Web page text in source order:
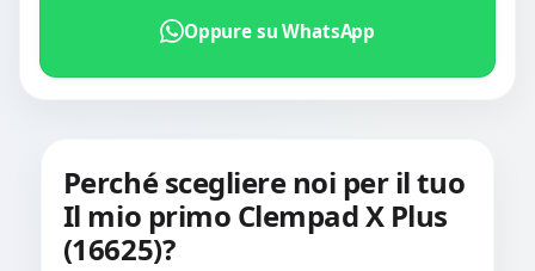
Oppure su WhatsApp
Perché scegliere noi per il tuo
Il mio primo Clempad X Plus
(16625)?